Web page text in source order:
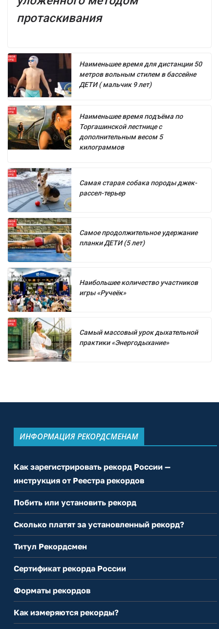
протаскивания
Наименьшее время для дистанции 50
метров вольным стилем в бассейне
ДЕТИ ( мальчик 9 лет)
Наименьшее время подъёма по
Торгашинской лестнице с
дополнительным весом 5
килограммов
Самая старая собака породы джек-
рассел-терьер
Самое продолжительное удержание
планки ДЕТИ (5 лет)
Наибольшее количество участников
игры «Ручеёк»
Самый массовый урок дыхательной
практики «Энергодыхание»
ИНФОРМАЦИЯ РЕКОРДСМЕНАМ
Как зарегистрировать рекорд России —
инструкция от Реестра рекордов
Побить или установить рекорд
Сколько платят за установленный рекорд?
Титул Рекордсмен
Сертификат рекорда России
Форматы рекордов
Как измеряются рекорды?